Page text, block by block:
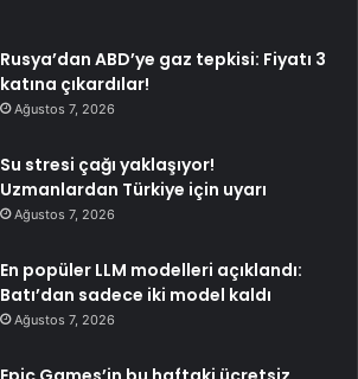
Rusya’dan ABD’ye gaz tepkisi: Fiyatı 3
katına çıkardılar!
Ağustos 7, 2026
Su stresi çağı yaklaşıyor!
Uzmanlardan Türkiye için uyarı
Ağustos 7, 2026
En popüler LLM modelleri açıklandı:
Batı’dan sadece iki model kaldı
Ağustos 7, 2026